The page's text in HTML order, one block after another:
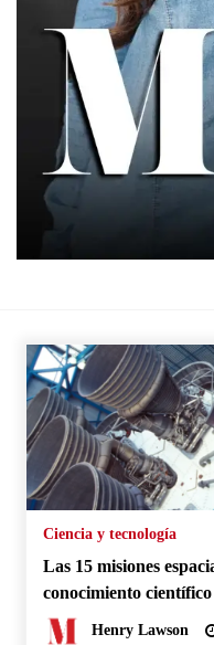
Ciencia y tecnología
Las 15 misiones
conocimiento
Henry Lawson